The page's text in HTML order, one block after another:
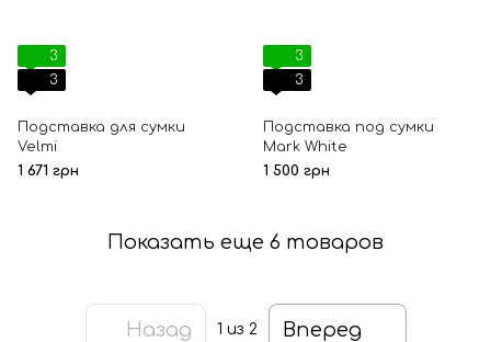
3
3
Подставка для сумки
Velmi
1 671 грн
3
3
Подставка под сумки
Mark White
1 500 грн
Показать еще 6 товаров
Назад 1 из 2 Вперед